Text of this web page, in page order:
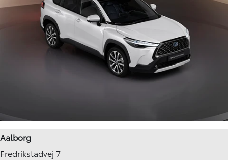
Aalborg
Fredrikstadvej 7